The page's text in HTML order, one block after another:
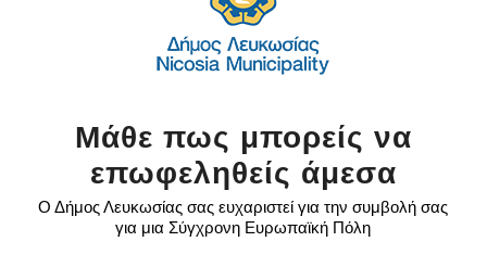
Μάθε πως μπορείς να
επωφεληθείς άμεσα
Ο Δήμος Λευκωσίας σας ευχαριστεί για την συμβολή σας
για μια Σύγχρονη Ευρωπαϊκή Πόλη